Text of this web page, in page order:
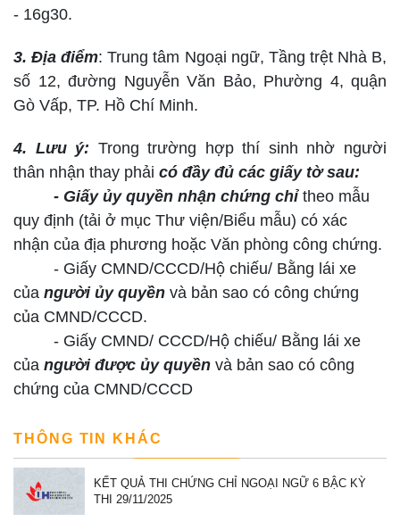
- 16g30.
3. Địa điểm: Trung tâm Ngoại ngữ, Tầng trệt Nhà B,
số 12, đường Nguyễn Văn Bảo, Phường 4, quận
Gò Vấp, TP. Hồ Chí Minh.
4. Lưu ý: Trong trường hợp thí sinh nhờ người
thân nhận thay phải có đầy đủ các giấy tờ sau:
- Giấy ủy quyền nhận chứng chỉtheo mẫu
quy định (tải ở mục Thư viện/Biểu mẫu) có xác
nhận của địa phương hoặc Văn phòng công chứng.
- Giấy CMND/CCCD/Hộ chiếu/ Bằng lái xe
của người ủy quyền và bản sao có công chứng
của CMND/CCCD.
- Giấy CMND/ CCCD/Hộ chiếu/ Bằng lái xe
của người được ủy quyền và bản sao có công
chứng của CMND/CCCD
THÔNG TIN KHÁC
KẾT QUẢ THI CHỨNG CHỈ NGOẠI NGỮ 6 BẬC KỲ
THI 29/11/2025